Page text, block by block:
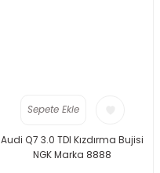
Sepete Ekle
Audi Q7 3.0 TDI Kızdırma Bujisi
NGK Marka 8888